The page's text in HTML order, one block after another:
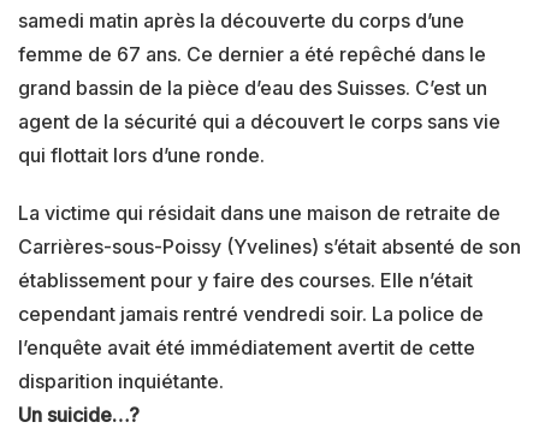
samedi matin après la découverte du corps d’une
femme de 67 ans. Ce dernier a été repêché dans le
grand bassin de la pièce d’eau des Suisses. C’est un
agent de la sécurité qui a découvert le corps sans vie
qui flottait lors d’une ronde.
La victime qui résidait dans une maison de retraite de
Carrières-sous-Poissy (Yvelines) s’était absenté de son
établissement pour y faire des courses. Elle n’était
cependant jamais rentré vendredi soir. La police de
l’enquête avait été immédiatement avertit de cette
disparition inquiétante.
Un suicide…?